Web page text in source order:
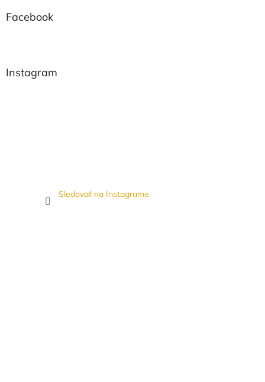
Facebook
Instagram
Sledovať na Instagrame